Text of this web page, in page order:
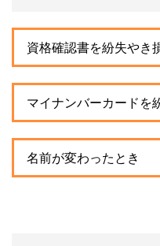
資格確認書を紛失やき
マイナンバーカードを
名前が変わったとき